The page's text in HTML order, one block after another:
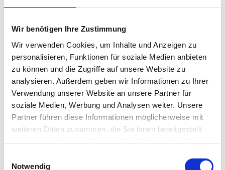
Wir benötigen Ihre Zustimmung
Wir verwenden Cookies, um Inhalte und Anzeigen zu
personalisieren, Funktionen für soziale Medien anbieten
zu können und die Zugriffe auf unsere Website zu
analysieren. Außerdem geben wir Informationen zu Ihrer
Verwendung unserer Website an unsere Partner für
soziale Medien, Werbung und Analysen weiter. Unsere
Partner führen diese Informationen möglicherweise mit
weiteren Daten zusammen, die Sie ihnen bereitgestellt
haben oder die sie im Rahmen Ihrer Nutzung der Dienste
Notwendig